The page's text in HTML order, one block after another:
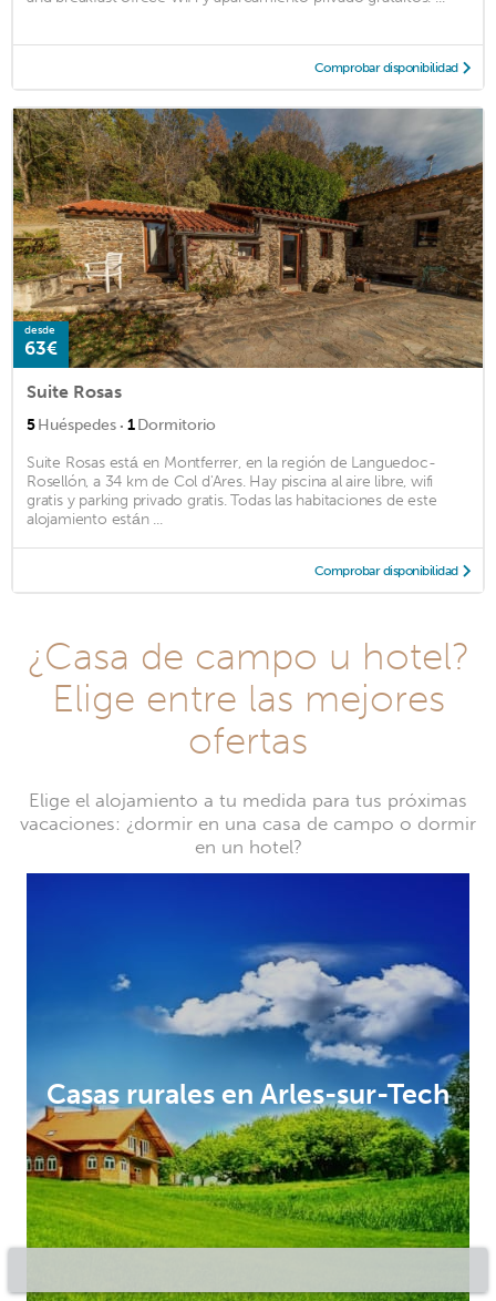
Comprobar disponibilidad
desde
63€
Suite Rosas
5Huéspedes · 1Dormitorio
Suite Rosas está en Montferrer, en la región de Languedoc-
Rosellón, a 34 km de Col d'Ares. Hay piscina al aire libre, wifi
gratis y parking privado gratis. Todas las habitaciones de este
alojamiento están ...
Comprobar disponibilidad
¿Casa de campo u hotel?
Elige entre las mejores
ofertas
Elige el alojamiento a tu medida para tus próximas
vacaciones: ¿dormir en una casa de campo o dormir
en un hotel?
Casas rurales en Arles-sur-Tech